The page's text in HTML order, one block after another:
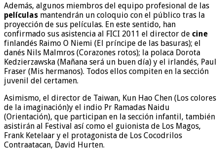
Además, algunos miembros del equipo profesional de las
películas mantendrán un coloquio con el público tras la
proyección de sus películas. En este sentido, han
confirmado sus asistencia al FICI 2011 el director de cine
finlandés Raimo O Niemi (El príncipe de las basuras); el
danés Nils Malmros (Corazones rotos); la polaca Dorota
Kedzierzawska (Mañana será un buen día) y el irlandés, Paul
Fraser (Mis hermanos). Todos ellos compiten en la sección
juvenil del certamen.
Asimismo, el director de Taiwan, Kun Hao Chen (Los colores
de la imaginación)y el indio Pr Ramadas Naidu
(Orientación), que participan en la sección infantil, también
asistirán al Festival así como el guionista de Los Magos,
Frank Ketelaar y el protagonista de Los Cocodrilos
Contraatacan, David Hurten.